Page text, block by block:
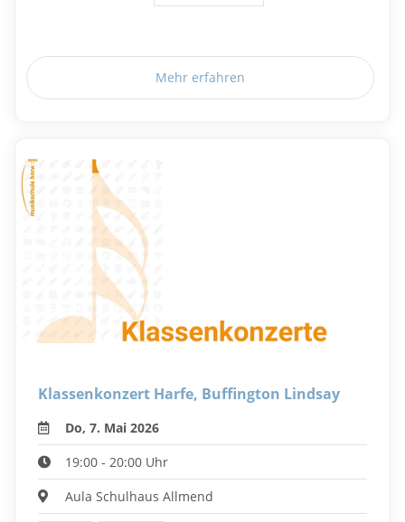
Mehr erfahren
Klassenkonzert Harfe, Buffington Lindsay
Do, 7. Mai 2026
19:00 - 20:00 Uhr
Aula Schulhaus Allmend